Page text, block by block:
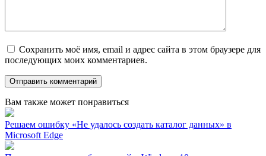
Сохранить моё имя, email и адрес сайта в этом браузере для
последующих моих комментариев.
Вам также может понравиться
Решаем ошибку «Не удалось создать каталог данных» в
Microsoft Edge